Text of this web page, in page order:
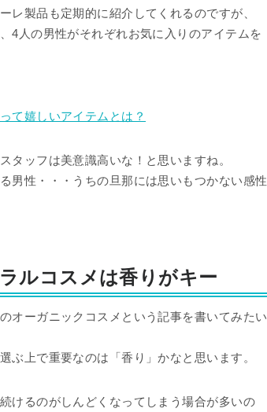
レ製品も定期的に紹介してくれるのですが、
4人の男性がそれぞれお気に入りのアイテムを
て嬉しいアイテムとは？
タッフは美意識高いな！と思いますね。
男性・・・うちの旦那には思いもつかない感性
ルコスメは香りがキー
オーガニックコスメという記事を書いてみたい
ぶ上で重要なのは「香り」かなと思います。
けるのがしんどくなってしまう場合が多いの